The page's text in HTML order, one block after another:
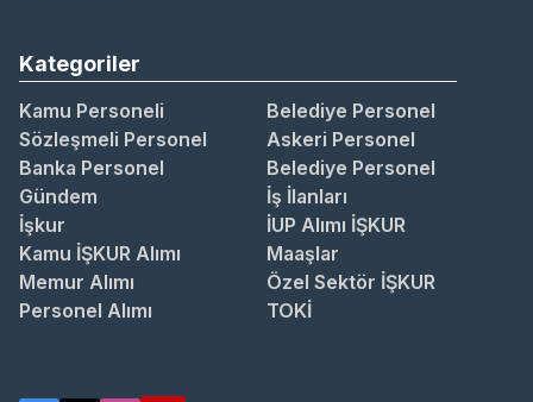
Kategoriler
Kamu Personeli
Belediye Personel
Sözleşmeli Personel
Askeri Personel
Banka Personel
Belediye Personel
Gündem
İş İlanları
İşkur
İUP Alımı İŞKUR
Kamu İŞKUR Alımı
Maaşlar
Memur Alımı
Özel Sektör İŞKUR
Personel Alımı
TOKİ